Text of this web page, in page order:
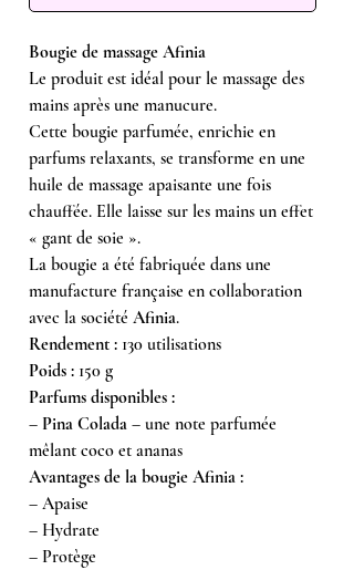
Bougie de massage Afinia
Le produit est idéal pour le massage des
mains après une manucure.
Cette bougie parfumée, enrichie en
parfums relaxants, se transforme en une
huile de massage apaisante une fois
chauffée. Elle laisse sur les mains un effet
« gant de soie ».
La bougie a été fabriquée dans une
manufacture française en collaboration
avec la société Afinia.
Rendement : 130 utilisations
Poids : 150 g
Parfums disponibles :
– Pina Colada – une note parfumée
mêlant coco et ananas
Avantages de la bougie Afinia :
– Apaise
– Hydrate
– Protège